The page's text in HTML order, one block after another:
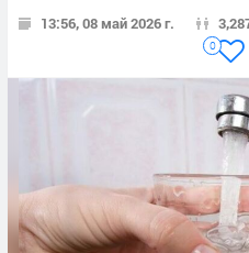
13:56, 08 май 2026 г.
0